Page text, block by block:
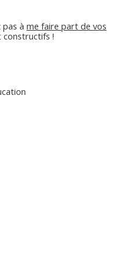
pas à me faire part de vos
!